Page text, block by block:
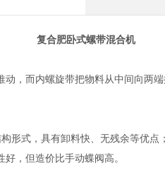
复合肥卧式螺带混合机
，而内螺旋带把物料从中间向两
形式，具有卸料快、无残余等优
，但造价比手动蝶阀高。